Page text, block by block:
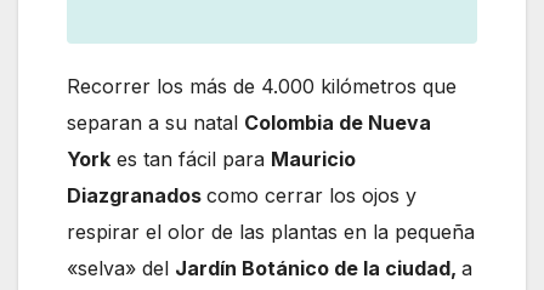
Recorrer los más de 4.000 kilómetros que
separan a su natal Colombia de Nueva
York es tan fácil para Mauricio
Diazgranados como cerrar los ojos y
respirar el olor de las plantas en la pequeña
«selva» del Jardín Botánico de la ciudad, a